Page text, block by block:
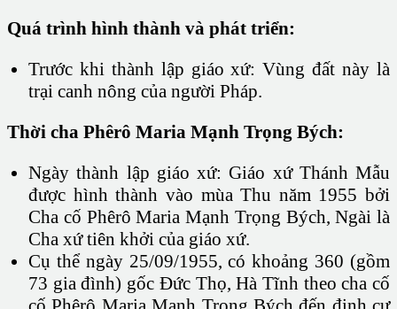
Quá trình hình thành và phát triển:
Trước khi thành lập giáo xứ: Vùng đất này là
trại canh nông của người Pháp.
Thời cha Phêrô Maria Mạnh Trọng Bých:
Ngày thành lập giáo xứ: Giáo xứ Thánh Mẫu
được hình thành vào mùa Thu năm 1955 bởi
Cha cố Phêrô Maria Mạnh Trọng Bých, Ngài là
Cha xứ tiên khởi của giáo xứ.
Cụ thể ngày 25/09/1955, có khoảng 360 (gồm
73 gia đình) gốc Đức Thọ, Hà Tĩnh theo cha cố